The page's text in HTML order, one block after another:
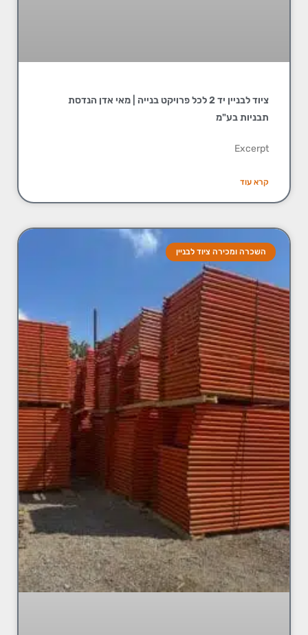
ציוד לבניין יד 2 לכל פרויקט בנייה | מאי אדן הנדסת
תבניות בע"מ
Excerpt
קרא עוד
השכרה ומכירה ציוד לבניין